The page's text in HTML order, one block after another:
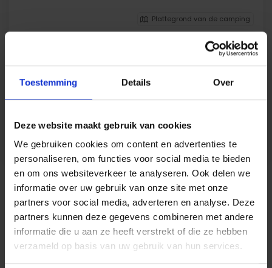
Toestemming Details Over
Deze website maakt gebruik van cookies
We gebruiken cookies om content en advertenties te
personaliseren, om functies voor social media te bieden
en om ons websiteverkeer te analyseren. Ook delen we
informatie over uw gebruik van onze site met onze
partners voor social media, adverteren en analyse. Deze
partners kunnen deze gegevens combineren met andere
informatie die u aan ze heeft verstrekt of die ze hebben
verzameld op basis van uw gebruik van hun services.
Plattegrond van de camping
Gelegen naast ZONE B, aan de rand van de camping.
Boekingsverzoek Nu boeken
Downloadzone